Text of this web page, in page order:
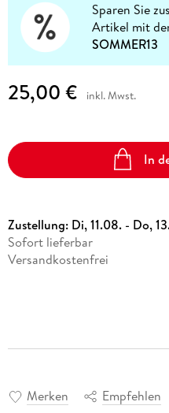
Sparen Sie
Artikel mit
SOMMER13
25,00 € inkl. Mwst.
In
Zustellung: Di, 11.08. - Do,
Sofort lieferbar
Versandkostenfrei
Merken Empfehlen